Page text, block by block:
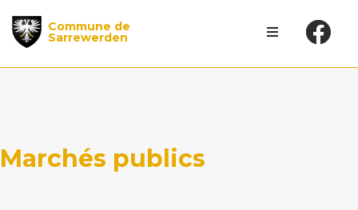
Commune de
Sarrewerden
Marchés publics